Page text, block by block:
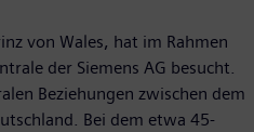
von Wales, hat im Rahmen
der Siemens AG besucht.
Beziehungen zwischen dem
Bei dem etwa 45-